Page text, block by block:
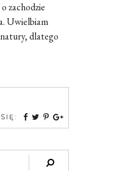
zachodzie
Uwielbiam
dlatego